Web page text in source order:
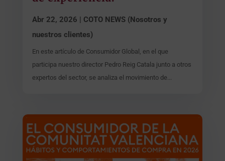
Abr 22, 2026 | COTO NEWS (Nosotros y
nuestros clientes)
En este artículo de Consumidor Global, en el que
participa nuestro director Pedro Reig Catala junto a otros
expertos del sector, se analiza el movimiento de...